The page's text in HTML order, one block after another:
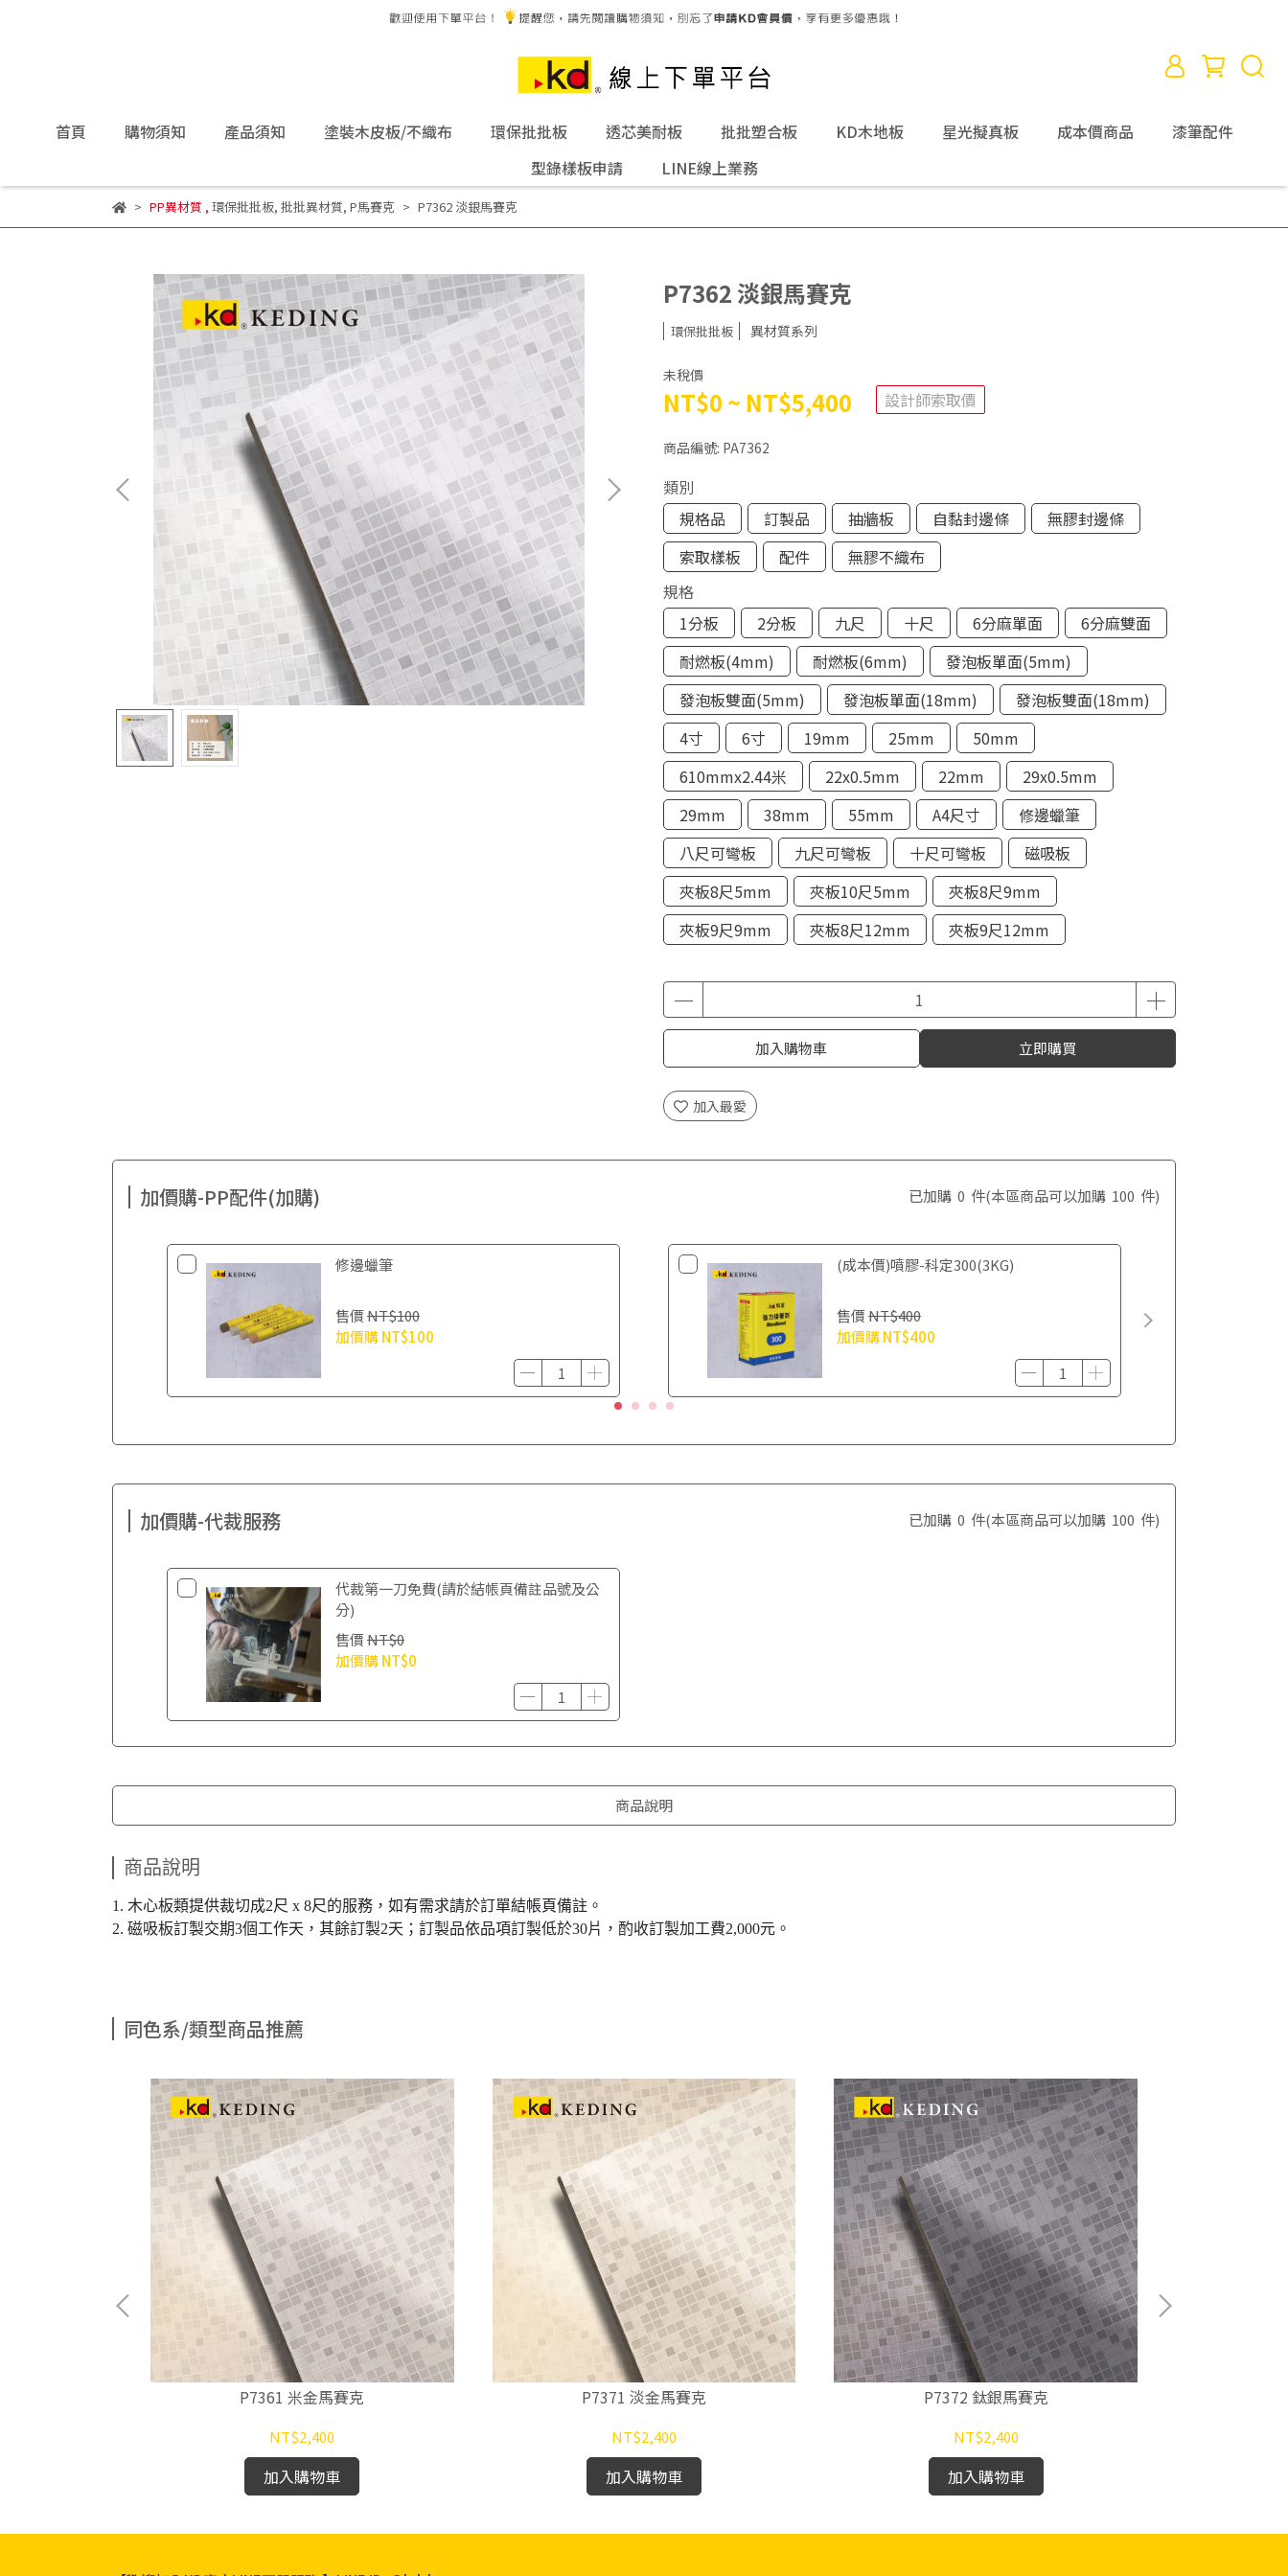
首頁 購物須知 產品須知 塗裝木皮板/不織布 環保批批板 透芯美耐板 批批塑合板 KD木地板 星光擬真板 成本價商品
漆筆配件
型錄樣板申請
LINE線上業務
PP異材質 , 環保批批板, 批批異材質, P馬賽克 P7362 淡銀馬賽克
P7362 淡銀馬賽克
環保批批板 異材質系列
未稅價
NT$0 ~ NT$5,400 設計師索取價
商品編號: PA7362
類別
規格品
訂製品 抽牆板 自黏封邊條
無膠封邊條
索取樣板
配件
無膠不織布
規格
1分板
2分板 九尺 十尺 6分麻單面
6分麻雙面
耐燃板(4mm)
耐燃板(6mm)
發泡板單面(5mm)
發泡板雙面(5mm)
發泡板單面(18mm)
發泡板雙面(18mm)
4寸
6寸 19mm 25mm
50mm
610mmx2.44米
22x0.5mm 22mm
29x0.5mm
29mm
38mm 55mm A4尺寸
修邊蠟筆
八尺可彎板
九尺可彎板 十尺可彎板
磁吸板
夾板8尺5mm
夾板10尺5mm
夾板8尺9mm
夾板9尺9mm
夾板8尺12mm 夾板9尺12mm
加入購物車 立即購買
加入最愛
加價購-PP配件(加購) 已加購 0 件(本區商品可以加購 100 件)
修邊蠟筆
售價NT$100
加價購NT$100
(成本價)噴膠-科定300(3KG)
售價NT$400
加價購NT$400
加價購-代裁服務 已加購 0 件(本區商品可以加購 100 件)
代裁第一刀免費(請於結帳頁備註品號及公
分)
售價NT$0
加價購NT$0
商品說明
商品說明
1. 木心板類提供裁切成2尺 x 8尺的服務，如有需求請於訂單結帳頁備註。
2. 磁吸板訂製交期3個工作天，其餘訂製2天；訂製品依品項訂製低於30片，酌收訂製加工費2,000元。
同色系/類型商品推薦
P7361 米金馬賽克
NT$2,400
加入購物車
P7371 淡金馬賽克
NT$2,400
加入購物車
P7372 鈦銀馬賽克
NT$2,400
加入購物車